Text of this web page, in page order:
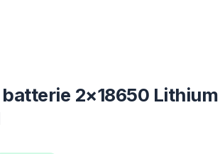
2×18650 Lithium